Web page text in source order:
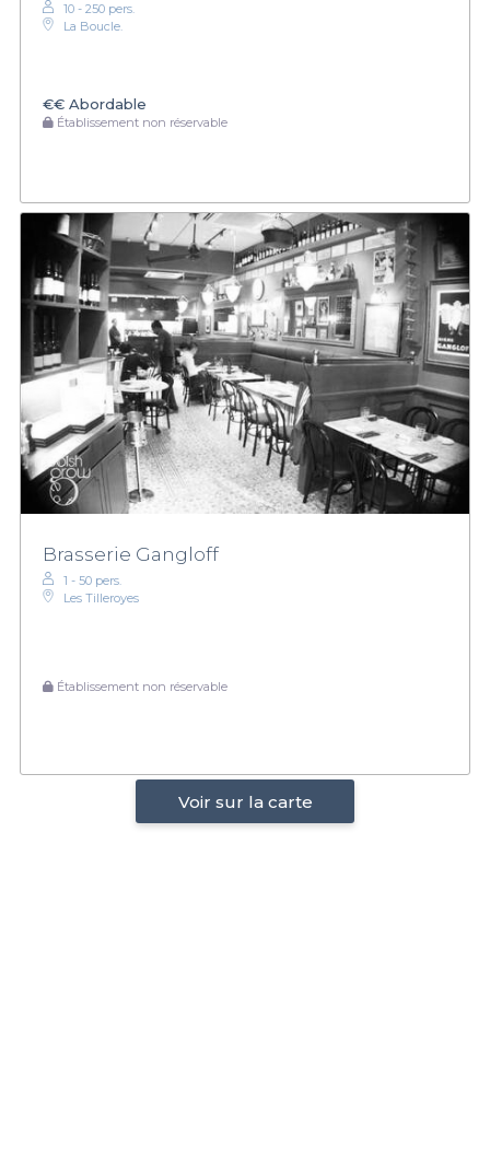
10 - 250 pers.
La Boucle.
€€ Abordable
Établissement non réservable
Brasserie Gangloff
1 - 50 pers.
Les Tilleroyes
Établissement non réservable
Voir sur la carte